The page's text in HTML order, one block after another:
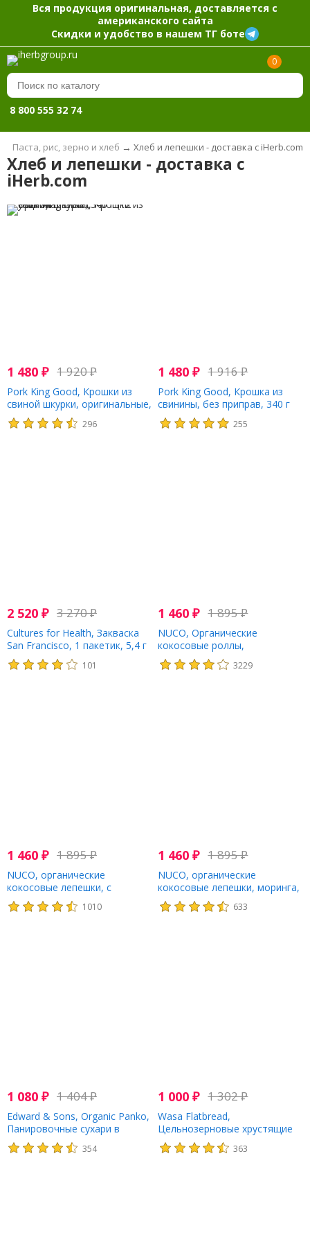
Вся продукция оригинальная, доставляется с
американского сайта
Скидки и удобство в нашем ТГ боте
0
8 800 555 32 74
Паста, рис, зерно и хлеб → Хлеб и лепешки - доставка с iHerb.com
Хлеб и лепешки - доставка с
iHerb.com
1 480 ₽ 1 920₽
Pork King Good, Крошки из
свиной шкурки, оригинальные,
340 г (12 унций)
296
1 480₽ 1 916₽
Pork King Good, Крошка из
свинины, без приправ, 340 г
(12 унций)
255
2 520 ₽ 3 270₽
Cultures for Health, Закваска
San Francisco, 1 пакетик, 5,4 г
(0,19 унции)
101
1 460₽ 1 895₽
NUCO, Органические
кокосовые роллы,
оригинальные, 5 роллов по 14
г
3229
1 460 ₽ 1 895₽
NUCO, органические
кокосовые лепешки, с
куркумой, 5 шт. (14 г) каждая
1010
1 460₽ 1 895₽
NUCO, органические
кокосовые лепешки, моринга,
5 шт., 14 г каждая
633
1 080 ₽ 1 404₽
Edward & Sons, Organic Panko,
Панировочные сухари в
японском стиле, 10,5 унций
(298 г)
354
1 000₽ 1 302₽
Wasa Flatbread,
Цельнозерновые хрустящие
хлебцы, из нескольких злаков,
275 г (9,7 унции)363